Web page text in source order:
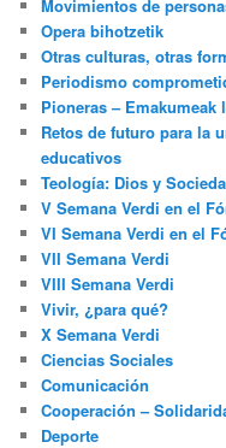
Movimientos de
Opera bihotzetik
Otras culturas, otras
Periodismo
Pioneras – Emakumeak
Retos de futuro para la
educativos
Teología: Dios y
V Semana Verdi en el
VI Semana Verdi en el
VII Semana Verdi
VIII Semana Verdi
Vivir, ¿para qué?
X Semana Verdi
Ciencias Sociales
Comunicación
Cooperación –
Deporte